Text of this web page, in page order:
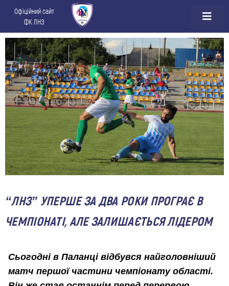
Офіційний сайт
ФК ЛНЗ
“ЛНЗ” УПЕРШЕ ЗА ДВА РОКИ ПРОГРАЄ В
ЧЕМПІОНАТІ, АЛЕ ЗАЛИШАЄТЬСЯ ЛІДЕРОМ
Сьогодні в Паланці відбувся найголовніший
матч першої частини чемпіонату області.